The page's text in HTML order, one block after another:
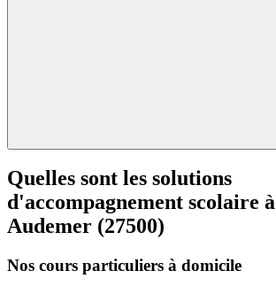
Quelles sont les solutions
d'accompagnement scolaire à
Audemer (27500)
Nos cours particuliers à domicile